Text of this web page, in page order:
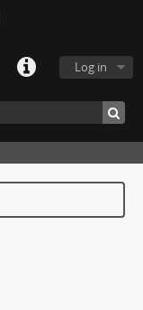
Log in